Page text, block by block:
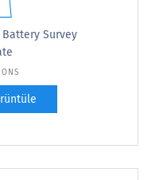
Survey